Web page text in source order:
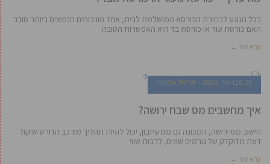
בכל הנוגע לבחירת הכורסא המושלמת לבית, אחד הוויכוחים הנפוצים ביותר סובב
האם כורסת עור או כורסת בד היא האפשרות הטובה
קרא עוד ←
25 פברואר, 2024 אריאל אלעזרי
איך מחשבים מס שבח ירושה?
חישוב מס ירושה, המכונה גם מס עיזבון, יכול להיות תהליך מורכב הדורש שיקול
דעת מדוקדק של גורמים שונים, לרבות שווי
קרא עוד ←